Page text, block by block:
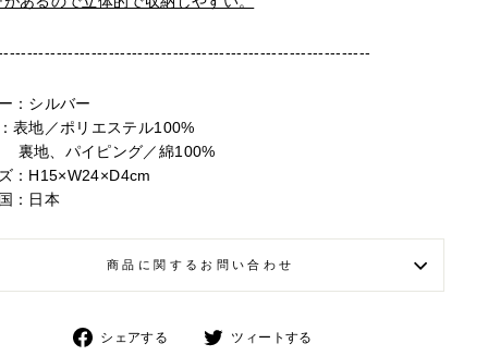
：シルバー
表地／ポリエステル100%
、パイピング／綿100%
：H15×W24×D4cm
： 日本
商品に関するお問い合わせ
シェアする
Facebookツィートする